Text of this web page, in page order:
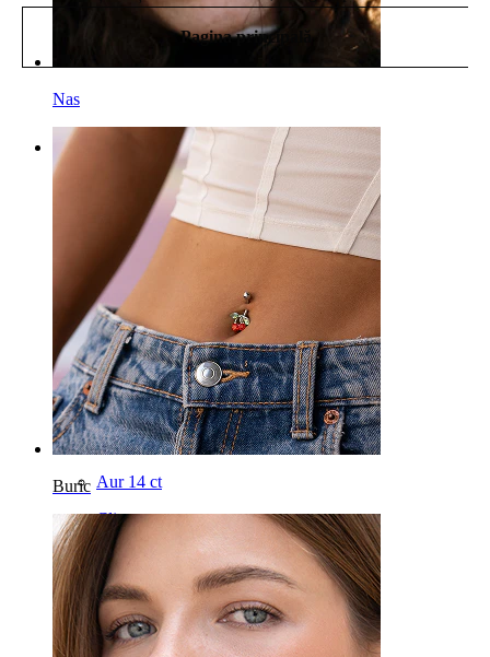
Nas
Buric
Pagina principală
Categorii
Sân
Industrial
Dermal
Helix
Ureche
Sept
Aur 14 ct
Clip-on
Labret
Limbă
Nas